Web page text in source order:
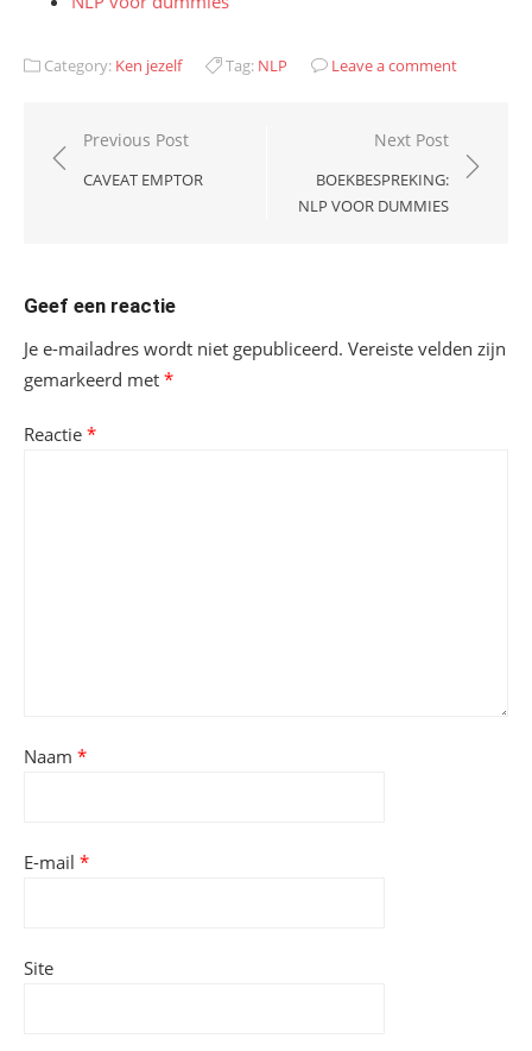
Category: Ken jezelf Tag: NLP Leave a comment
Bericht
navigatie
Previous Post
CAVEAT EMPTOR
Next Post
BOEKBESPREKING:
NLP VOOR DUMMIES
Geef een reactie
Je e-mailadres wordt niet gepubliceerd. Vereiste velden zijn
gemarkeerd met *
Reactie *
Naam *
E-mail *
Site